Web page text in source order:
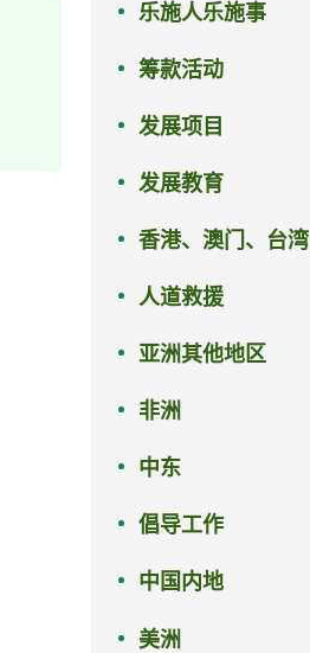
乐施人乐施事
筹款活动
发展项目
发展教育
香港、澳门、台湾
人道救援
亚洲其他地区
非洲
中东
倡导工作
中国内地
美洲